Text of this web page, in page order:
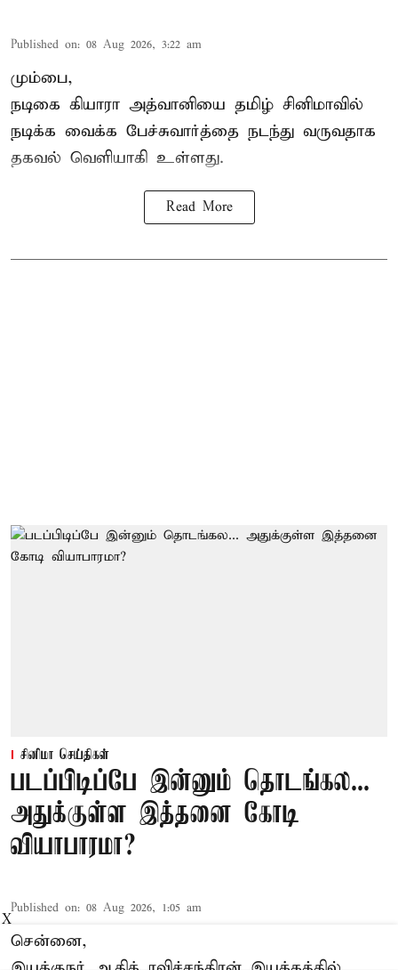
Published on: 08 Aug 2026, 3:22 am
மும்பை,
நடிகை கியாரா அத்வானியை தமிழ் சினிமாவில்
நடிக்க வைக்க பேச்சுவார்த்தை நடந்து வருவதாக
தகவல் வெளியாகி உள்ளது.
Read More
சினிமா செய்திகள்
படப்பிடிப்பே இன்னும் தொடங்கல...
அதுக்குள்ள இத்தனை கோடி
வியாபாரமா?
Published on: 08 Aug 2026, 1:05 am
சென்னை,
X